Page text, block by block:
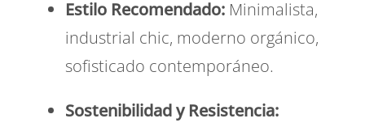
Estilo Recomendado:Minimalista,
industrial chic, moderno orgánico,
sofisticado contemporáneo.
Sostenibilidad y Resistencia: